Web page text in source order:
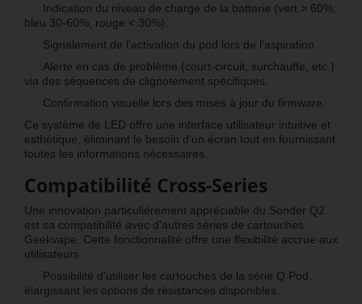
·
Indication du niveau de charge de la batterie (vert > 60%,
bleu 30-60%, rouge < 30%).
· Signalement de l'activation du pod lors de l'aspiration.
·
Alerte en cas de problème (court-circuit, surchauffe, etc.)
via des séquences de clignotement spécifiques.
·
Confirmation visuelle lors des mises à jour du firmware.
Ce système de LED offre une interface utilisateur intuitive et
esthétique, éliminant le besoin d'un écran tout en fournissant
toutes les informations nécessaires.
Compatibilité Cross-Series
Une innovation particulièrement appréciable du Sonder Q2
est sa compatibilité avec d'autres séries de cartouches
Geekvape. Cette fonctionnalité offre une flexibilité accrue aux
utilisateurs :
·
Possibilité d'utiliser les cartouches de la série Q Pod,
élargissant les options de résistances disponibles.